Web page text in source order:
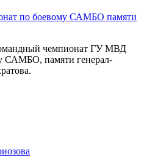
по боевому САМБО памяти
чемпионат ГУ МВД
САМБО, памяти генерал-